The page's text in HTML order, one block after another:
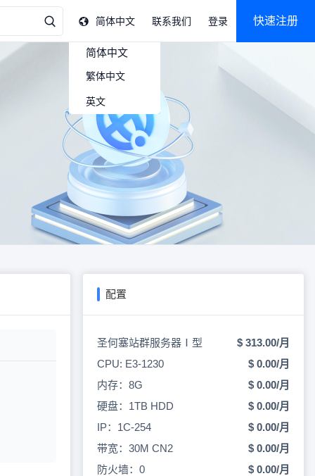
简体中文
简体中文
繁体中文
英文
联系我们 登录 快速注册
配置
圣何塞站群服务器Ⅰ型
$ 313.00/月
CPU: E3-1230
$ 0.00/月
内存：8G
$ 0.00/月
硬盘：1TB HDD
$ 0.00/月
IP：1C-254
$ 0.00/月
带宽：30M CN2
$ 0.00/月
防火墙：0
$ 0.00/月